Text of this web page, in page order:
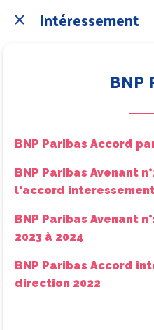
Intéressement
BNP
BNP Paribas Accord
BNP Paribas Avenant
l'accord interessement
BNP Paribas Avenant
2023 à 2024
BNP Paribas Accord
direction 2022